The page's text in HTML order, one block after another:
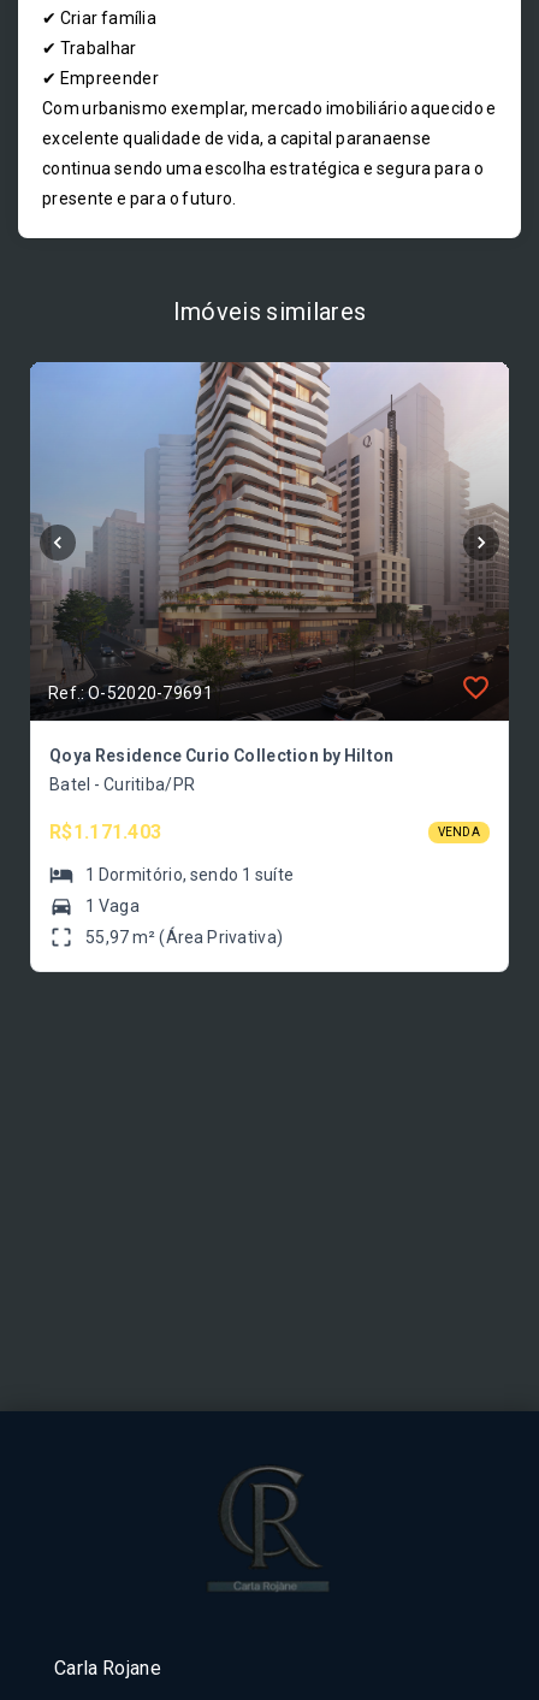
✔ Criar família
✔ Trabalhar
✔ Empreender
Com urbanismo exemplar, mercado imobiliário aquecido e
excelente qualidade de vida, a capital paranaense
continua sendo uma escolha estratégica e segura para o
presente e para o futuro.
Imóveis similares
Ref.: O-52020-79691
Qoya Residence Curio Collection by Hilton
Batel - Curitiba/PR
R$1.171.403 VENDA
1 Dormitório, sendo 1 suíte
1 Vaga
55,97 m² (Área Privativa)
Carla Rojane